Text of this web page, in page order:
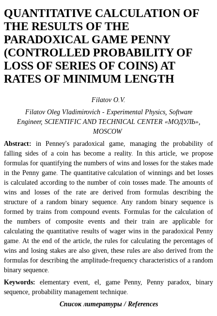
QUANTITATIVE CALCULATION OF
THE RESULTS OF THE
PARADOXICAL GAME PENNY
(CONTROLLED PROBABILITY OF
LOSS OF SERIES OF COINS) AT
RATES OF MINIMUM LENGTH
Filatov O.V.
Filatov Oleg Vladimirovich - Experimental Physics, Software
Engineer, SCIENTIFIC AND TECHNICAL CENTER «МОДУЛЬ»,
MOSCOW
Abstract: in Penney's paradoxical game, managing the probability of
falling sides of a coin has become a reality. In this article, we propose
formulas for quantifying the numbers of wins and losses for the stakes made
in the Penny game. The quantitative calculation of winnings and bet losses
is calculated according to the number of coin tosses made. The amounts of
wins and losses of the rate are derived from formulas describing the
structure of a random binary sequence. Any random binary sequence is
formed by trains from compound events. Formulas for the calculation of
the numbers of composite events and their train are applicable for
calculating the quantitative results of wager wins in the paradoxical Penny
game. At the end of the article, the rules for calculating the percentages of
wins and losing stakes are also given, these rules are also derived from the
formulas for describing the amplitude-frequency characteristics of a random
binary sequence.
Keywords: elementary event, el, game Penny, Penny paradox, binary
sequence, probability management technique.
Список литературы / References